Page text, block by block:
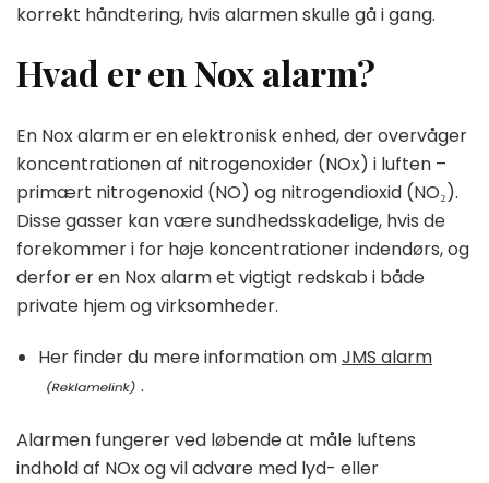
korrekt håndtering, hvis alarmen skulle gå i gang.
Hvad er en Nox alarm?
En Nox alarm er en elektronisk enhed, der overvåger
koncentrationen af nitrogenoxider (NOx) i luften –
primært nitrogenoxid (NO) og nitrogendioxid (NO₂).
Disse gasser kan være sundhedsskadelige, hvis de
forekommer i for høje koncentrationer indendørs, og
derfor er en Nox alarm et vigtigt redskab i både
private hjem og virksomheder.
Her finder du mere information omJMS alarm
.
Alarmen fungerer ved løbende at måle luftens
indhold af NOx og vil advare med lyd- eller